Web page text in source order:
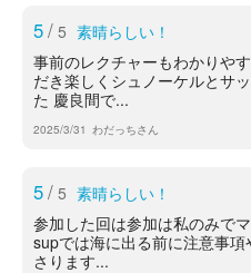
5/ 5 素晴らしい！
事前のレクチャーもわかりや
だき楽しくシュノーケルとサ
た 慶良間で...
2025/3/31 わだっちさん
5/ 5 素晴らしい！
参加した回は参加は私のみで
supでは海に出る前に注意事
さります...